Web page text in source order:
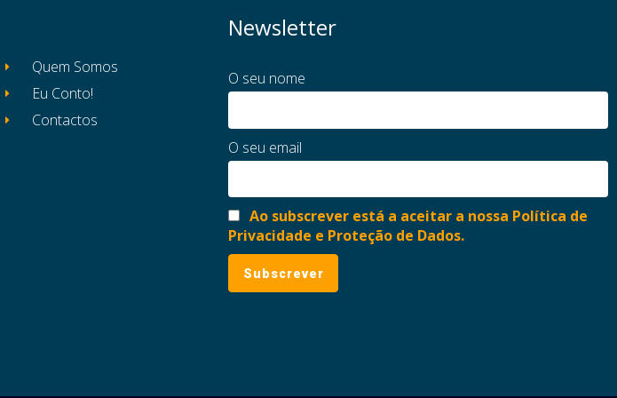
Quem Somos
Eu Conto!
Contactos
Newsletter
O seu nome
O seu email
Ao subscrever está a aceitar a nossa Política de
Privacidade e Proteção de Dados.